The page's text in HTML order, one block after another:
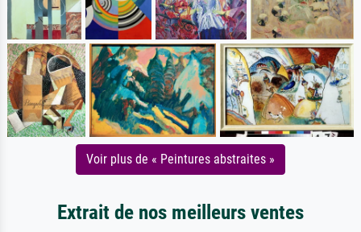
Voir plus de « Peintures abstraites »
Extrait de nos meilleurs ventes